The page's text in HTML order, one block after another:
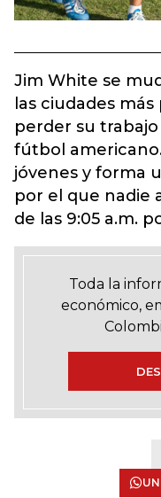
Jim White se
las ciudades
perder su
fútbol
jóvenes y forma
por el que nadie
de las 9:05 a.m.
Toda la
económico,